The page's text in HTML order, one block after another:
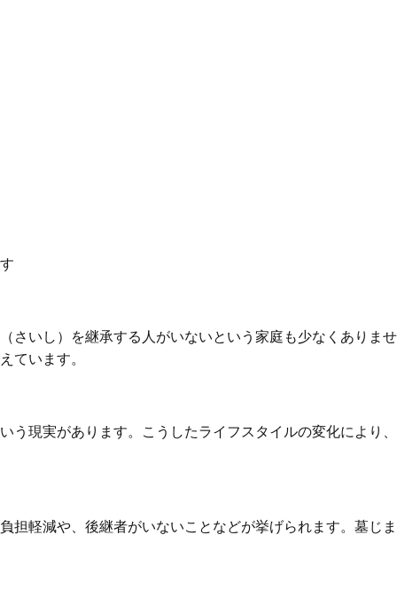
さいし）を継承する人がいないという家庭も少なくありませ
ています。
現実があります。こうしたライフスタイルの変化により、
軽減や、後継者がいないことなどが挙げられます。墓じま